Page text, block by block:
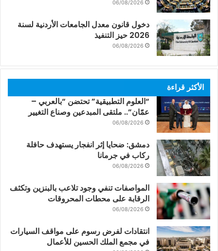
06/08/2026
دخول قانون معدل الجامعات الأردنية لسنة
2026 حيز التنفيذ
06/08/2026
الأكثر قراءة
“العلوم التطبيقية” تحتضن “بالعربي –
عمّان”.. ملتقى المبدعين وصناع التغيير
06/08/2026
دمشق: ضحايا إثر انفجار يستهدف حافلة
ركاب في جرمانا
06/08/2026
المواصفات تنفي وجود تلاعب بالبنزين وتكثف
الرقابة على محطات المحروقات
06/08/2026
انتقادات لفرض رسوم على مواقف السيارات
في مجمع الملك الحسين للأعمال